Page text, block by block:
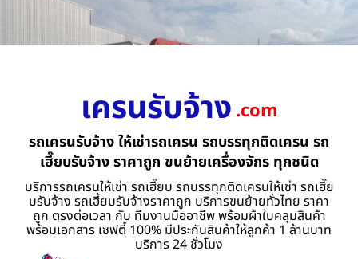
เครนรับจ้าง .com
รถเครนรับจ้าง ให้เช่ารถเครน รถบรรทุกติดเครน รถ
เฮี๊ยบรับจ้าง ราคาถูก ขนย้ายเครื่องจักร ทุกชนิด
บริการรถเครนให้เช่า รถเฮี๊ยบ รถบรรทุกติดเครนให้เช่า รถเฮี๊ย
บรับจ้าง รถเฮี้ยบรับจ้างราคาถูก บริการขนย้ายทั่วไทย ราคา
ถูก ตรงต่อเวลา กับ ทีมงานมืออาชีพ พร้อมผ้าใบคลุมสินค้า
พร้อมเอกสาร เซฟตี้ 100% มีประกันสินค้าให้ลูกค้า 1 ล้านบาท
บริการ 24 ชั่วโมง